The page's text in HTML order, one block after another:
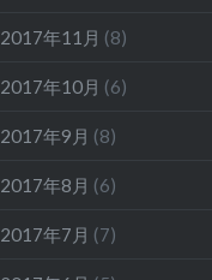
2017年11月 (8)
2017年10月 (6)
2017年9月 (8)
2017年8月 (6)
2017年7月 (7)